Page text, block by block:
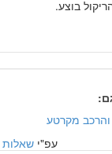
בוצע.
מקרטע
עפ"י שאלות